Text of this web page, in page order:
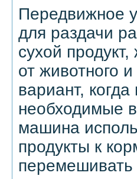
Передвижное
для раздачи
сухой
от животного
вариант,
необходимые
машина
продукты к
перемешивать